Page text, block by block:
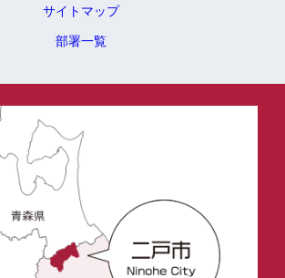
サイトマップ
部署一覧